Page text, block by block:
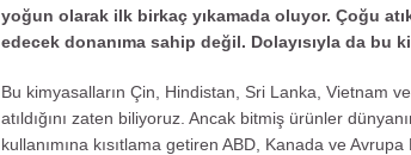
yoğun olarak ilk birkaç yıkamada oluyor. Çoğu
edecek donanıma sahip değil. Dolayısıyla da bu
Bu kimyasalların Çin, Hindistan, Sri Lanka, Vietnam
atıldığını zaten biliyoruz. Ancak bitmiş ürünler
kullanımına kısıtlama getiren ABD, Kanada ve